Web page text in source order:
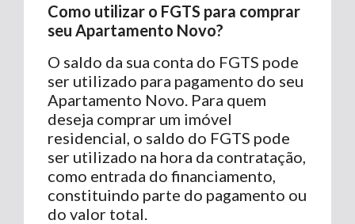
Como utilizar o FGTS para comprar
seu Apartamento Novo?
O saldo da sua conta do FGTS pode
ser utilizado para pagamento do seu
Apartamento Novo. Para quem
deseja comprar um imóvel
residencial, o saldo do FGTS pode
ser utilizado na hora da contratação,
como entrada do financiamento,
constituindo parte do pagamento ou
do valor total.